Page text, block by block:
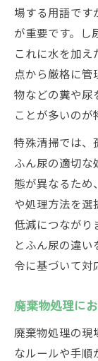
場する用語です
が重要です。し
これに水を加
点から厳格に管
物などの糞や尿
ことが多いのが
特殊清掃では、
ふん尿の適切な
態が異なるため
や処理方法を選
低減につながり
とふん尿の違
令に基づいて対
廃棄物処理に
廃棄物処理の現
なルールや手順